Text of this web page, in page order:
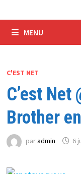
MENU
C'EST NET
C’est Net
Brother
paradmin 6